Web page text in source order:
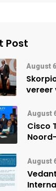
Post
August
vereer
by
Ekspo
August
Cisco
deur
August